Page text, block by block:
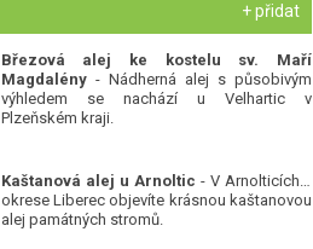
+ přidat
Březová alej ke kostelu sv. Maří
Magdalény- Nádherná alej s působivým
výhledem se nachází u Velhartic v
Plzeňském kraji.
Kaštanová alej u Arnoltic - V Arnolticích v
okrese Liberec objevíte krásnou kaštanovou
alej památných stromů.